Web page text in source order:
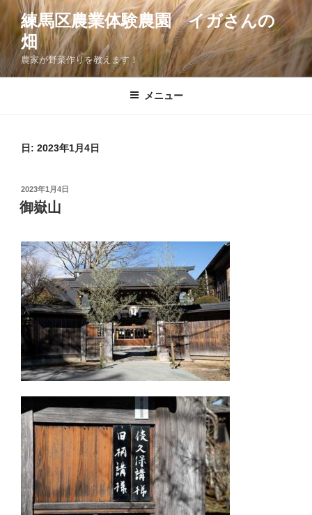
コ
ン
テ
ン
ツ
練馬区農業体験農園 イガさんの
畑
農家が野菜作りを教えます！
メニュー
日: 2023年1月4日
投
稿
日:
2023年1月4日
御嶽山